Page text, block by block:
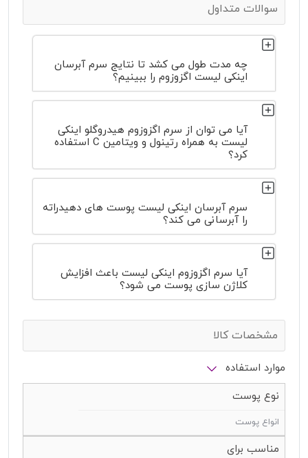
سوالات متداول
چه مدت طول می کشد تا نتایج سرم آبرسان
اینکی لیست اگزوزوم را ببینیم؟
آیا می توان از سرم اگزوزوم هیدروگلو اینکی
لیست به همراه رتینول و ویتامین C استفاده
کرد؟
سرم آبرسان اینکی لیست پوست های دهیدراته
را آبرسانی می کند؟
آیا سرم اگزوزوم اینکی لیست باعث افزایش
کلاژن سازی پوست می شود؟
مشخصات کالا
موارد استفاده
نوع پوست
انواع پوست
مناسب برای